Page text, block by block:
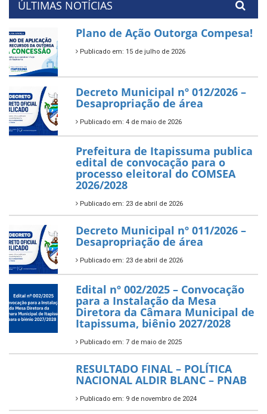
ÚLTIMAS NOTÍCIAS
Plano de Ação Outorga Compesa!
Publicado em: 15 de julho de 2026
Decreto Municipal nº 012/2026 –
Desapropriação de área
Publicado em: 4 de maio de 2026
Prefeitura de Itapissuma publica
edital de convocação para o
processo eleitoral do COMSEA
2026/2028
Publicado em: 23 de abril de 2026
Decreto Municipal nº 011/2026 –
Desapropriação de área
Publicado em: 23 de abril de 2026
Edital nº 002/2025 – Convocação
para a Instalação da Mesa
Diretora da Câmara Municipal de
Itapissuma, biênio 2027/2028
Publicado em: 7 de maio de 2025
RESULTADO FINAL – POLÍTICA
NACIONAL ALDIR BLANC – PNAB
Publicado em: 9 de novembro de 2024